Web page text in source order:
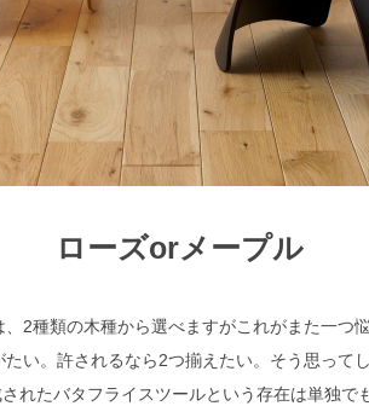
ローズorメープル
2種類の木種から選べますがこれがまた一つ
い。許されるなら2つ揃えたい。そう思って
れたバタフライスツールという存在は単独で